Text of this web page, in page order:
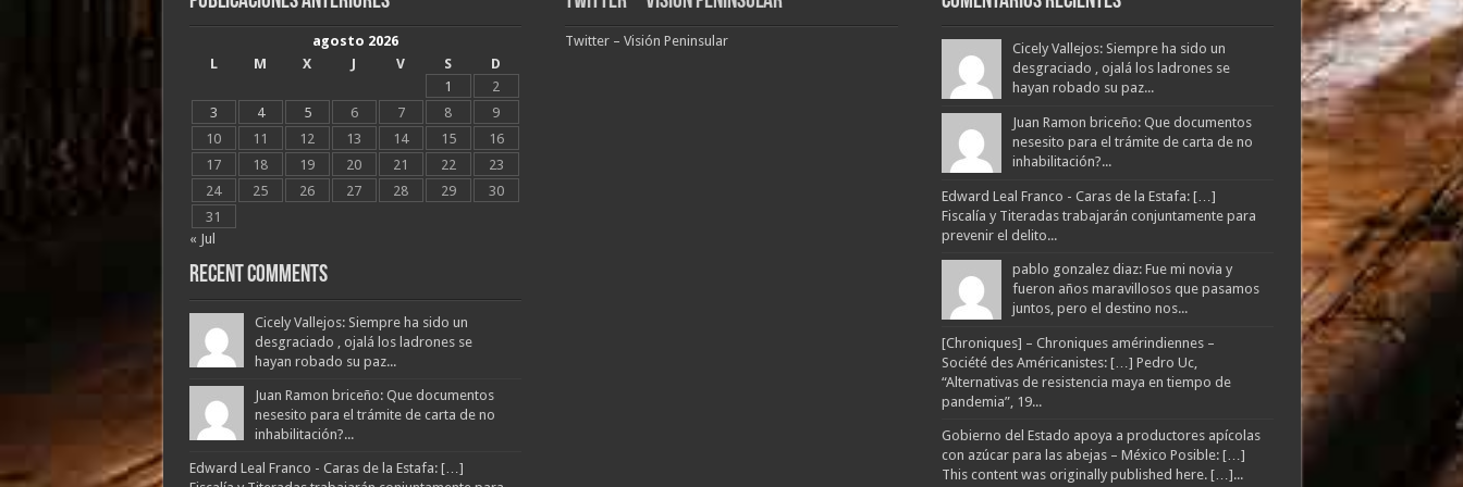
agosto 2026
L
M X J V S
D
1
2
3
4 5 6 7 8
9
10
11 12 13 14 15
16
17
18 19 20 21 22
23
24
25 26 27 28 29
30
31
« Jul
Recent Comments
Cicely Vallejos: Siempre ha sido un
desgraciado , ojalá los ladrones se
hayan robado su paz...
Juan Ramon briceño: Que documentos
nesesito para el trámite de carta de no
inhabilitación?...
Edward Leal Franco - Caras de la Estafa: […]
Twitter – Visión Peninsular
Cicely Vallejos: Siempre ha sido un
desgraciado , ojalá los ladrones se
hayan robado su paz...
Juan Ramon briceño: Que documentos
nesesito para el trámite de carta de no
inhabilitación?...
Edward Leal Franco - Caras de la Estafa: […]
Fiscalía y Titeradas trabajarán conjuntamente para
prevenir el delito...
pablo gonzalez diaz: Fue mi novia y
fueron años maravillosos que pasamos
juntos, pero el destino nos...
[Chroniques] – Chroniques amérindiennes –
Société des Américanistes: […] Pedro Uc,
“Alternativas de resistencia maya en tiempo de
pandemia”, 19...
Gobierno del Estado apoya a productores apícolas
con azúcar para las abejas – México Posible: […]
This content was originally published here. […]...